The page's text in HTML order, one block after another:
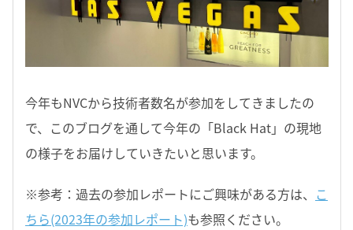
今年もNVCから技術者数名が参加をしてきましたの
で、このブログを通して今年の「Black Hat」の現地
の様子をお届けしていきたいと思います。
※参考：過去の参加レポートにご興味がある方は、 こ
ちら(2023年の参加レポート)も参照ください。